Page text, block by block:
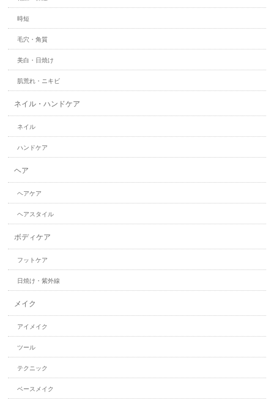
時短
毛穴・角質
美白・日焼け
肌荒れ・ニキビ
ネイル・ハンドケア
ネイル
ハンドケア
ヘア
ヘアケア
ヘアスタイル
ボディケア
フットケア
日焼け・紫外線
メイク
アイメイク
ツール
テクニック
ベースメイク